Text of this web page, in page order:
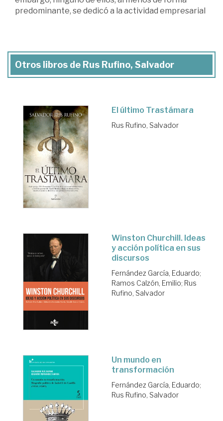
predominante, se dedicó a la actividad empresarial
Otros libros de Rus Rufino, Salvador
El último Trastámara
Rus Rufino, Salvador
Winston Churchill. Ideas
y acción política en sus
discursos
Fernández García, Eduardo;
Ramos Calzón, Emilio; Rus
Rufino, Salvador
Un mundo en
transformación
Fernández García, Eduardo;
Rus Rufino, Salvador